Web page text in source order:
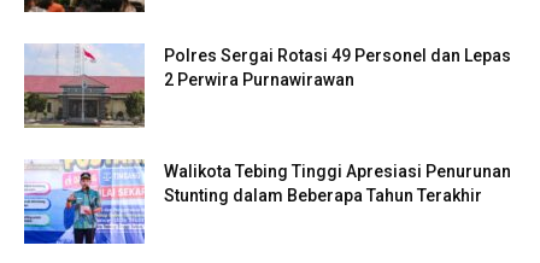
Polres Sergai Rotasi 49 Personel dan Lepas
2 Perwira Purnawirawan
Walikota Tebing Tinggi Apresiasi Penurunan
Stunting dalam Beberapa Tahun Terakhir